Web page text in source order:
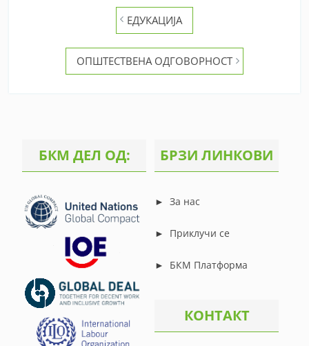
navigation
ЕДУКАЦИЈА
ОПШТЕСТВЕНА ОДГОВОРНОСТ
БКМ ДЕЛ ОД: БРЗИ ЛИНКОВИ
► За нас
► Приклучи се
► БКМ Платформа
КОНТАКТ